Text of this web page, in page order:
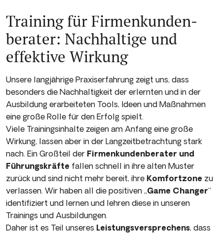
Training für Firmenkunden­
berater: Nachhaltige und
effektive Wirkung
Unsere langjährige Praxiserfahrung zeigt uns, dass
besonders die Nachhaltigkeit der erlernten und in der
Ausbildung erarbeiteten Tools, Ideen und Maßnahmen
eine große Rolle für den Erfolg spielt.
Viele Trainingsinhalte zeigen am Anfang eine große
Wirkung, lassen aber in der Langzeitbetrachtung stark
nach. Ein Großteil der Firmenkundenberater und
Führungskräfte fallen schnell in ihre alten Muster
zurück und sind nicht mehr bereit, ihre Komfortzone zu
verlassen. Wir haben all die positiven „Game Changer“
identifiziert und lernen und lehren diese in unseren
Trainings und Ausbildungen.
Daher ist es Teil unseres Leistungsversprechens, dass